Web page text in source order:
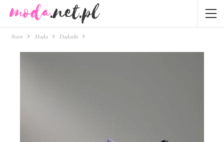
Start Moda Dodatki